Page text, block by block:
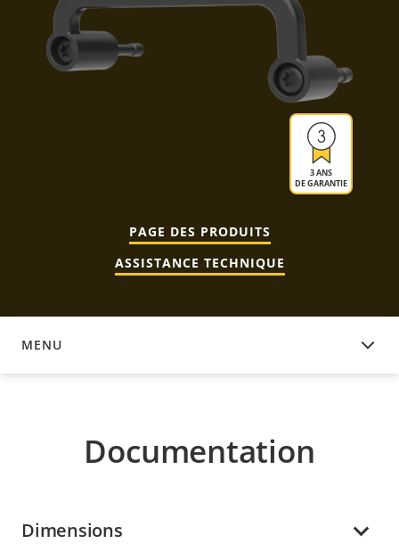
3 ANS
DE GARANTIE
PAGE DES PRODUITS
ASSISTANCE TECHNIQUE
MENU
DOCUMENTATION
Documentation
Dimensions